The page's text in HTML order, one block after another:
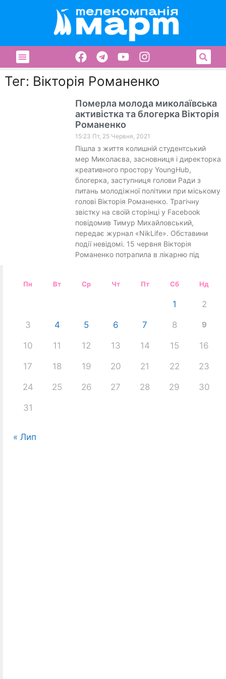
Тег: Вікторія Романенко
Померла молода миколаївська
активістка та блогерка Вікторія
Романенко
15:23 Пт, 25 Червня, 2021
Пішла з життя колишній студентський
мер Миколаєва, засновниця і директорка
креативного простору YoungHub,
блогерка, заступниця голови Ради з
питань молодіжної політики при міському
голові Вікторія Романенко. Трагічну
звістку на своїй сторінці у Facebook
повідомив Тимур Михайловський,
передає журнал «NikLife». Обставини
події невідомі. 15 червня Вікторія
Романенко потрапила в лікарню під
Пн Вт Ср Чт Пт Сб Нд
1 2
3 4 5 6 7 8 9
10 11 12 13 14 15 16
17 18 19 20 21 22 23
24 25 26 27 28 29 30
31
« Лип